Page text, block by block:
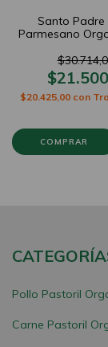
Santo Padre
Parmesano
$20.425,00 con
Pollo Pastoril
Carne Pastoril